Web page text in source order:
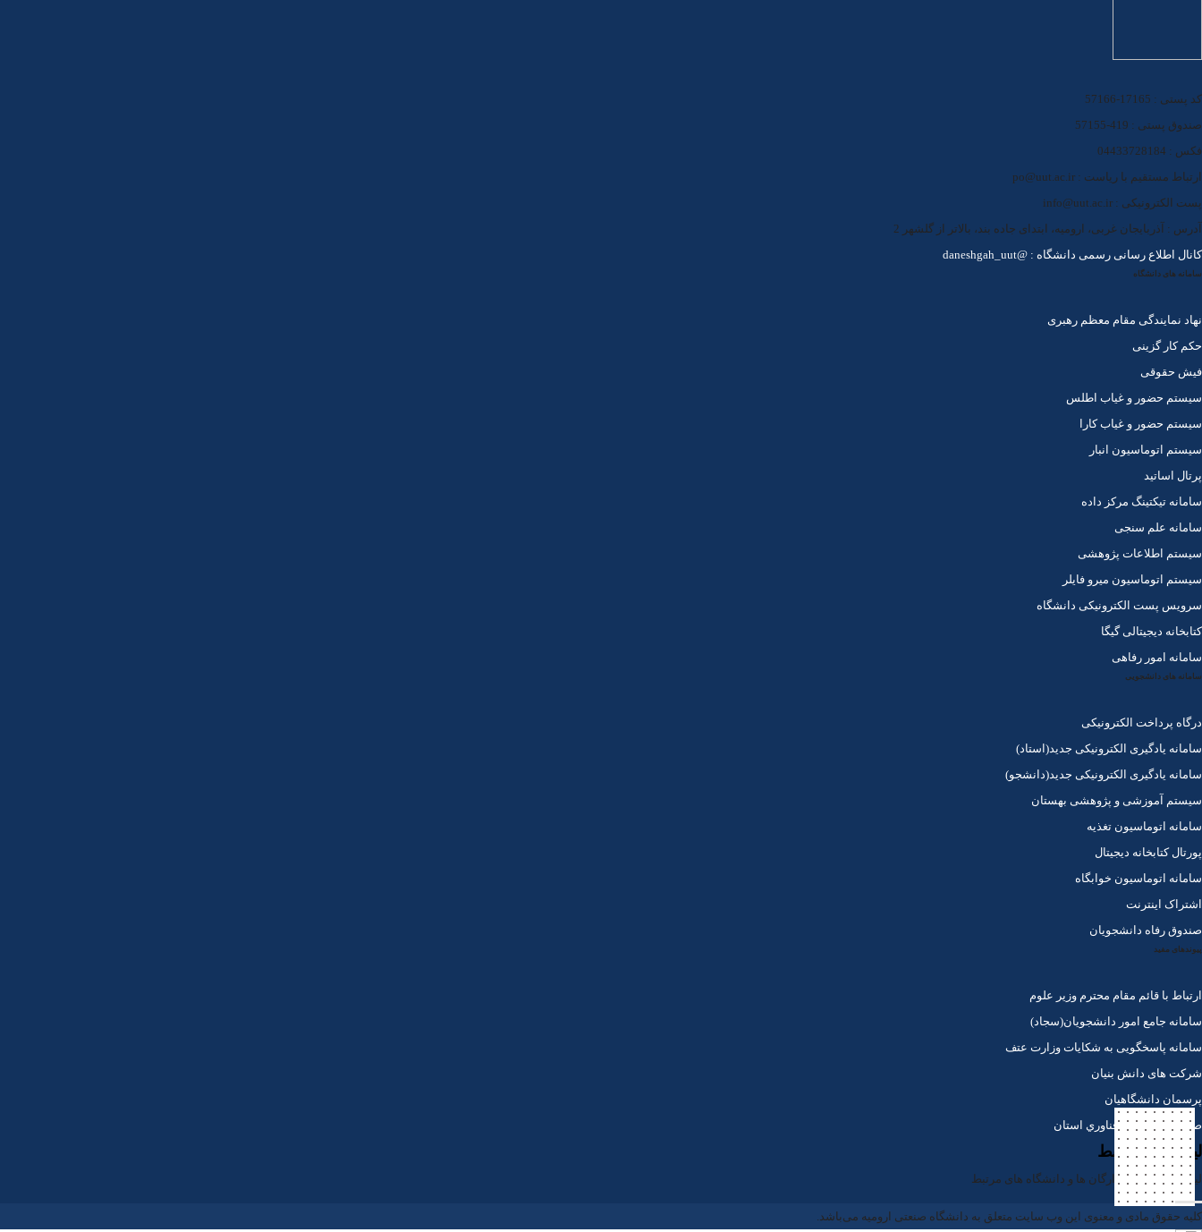
کد پستی : 17165-57166
صندوق پستی : 419-57155
فکس : 04433728184
ارتباط مستقیم با ریاست : po@uut.ac.ir
پست الکترونیکی : info@uut.ac.ir
آدرس : آذربایجان غربی، ارومیه، ابتدای جاده بند، بالاتر از گلشهر 2
کانال اطلاع رسانی رسمی دانشگاه : @daneshgah_uut
سامانه های دانشگاه
نهاد نمایندگی مقام معظم رهبری
حکم کار گزینی
فیش حقوقی
سیستم حضور و غیاب اطلس
سیستم حضور و غیاب کارا
سیستم اتوماسیون انبار
پرتال اساتید
سامانه تیکتینگ مرکز داده
سامانه علم سنجی
سیستم اطلاعات پژوهشی
سیستم اتوماسیون میرو فایلر
سرویس پست الکترونیکی دانشگاه
کتابخانه دیجیتالی گیگا
سامانه امور رفاهی
سامانه های دانشجویی
درگاه پرداخت الکترونیکی
سامانه یادگیری الکترونیکی جدید(استاد)
سامانه یادگیری الکترونیکی جدید(دانشجو)
سیستم آموزشی و پژوهشی بهستان
سامانه اتوماسیون تغذیه
پورتال کتابخانه دیجیتال
سامانه اتوماسیون خوابگاه
اشتراک اینترنت
صندوق رفاه دانشجویان
پیوندهای مفید
ارتباط با قائم مقام محترم وزیر علوم
سامانه جامع امور دانشجویان(سجاد)
سامانه پاسخگویی به شکایات وزارت عتف
شرکت های دانش بنیان
پرسمان دانشگاهیان
صندوق پژوهش و فناوري استان
لینک های مرتبط
لینک های ادارات ، ارگان ها و دانشگاه های مرتبط
کلیه حقوق مادی و معنوی این وب سایت متعلق به دانشگاه صنعتی ارومیه می‌باشد.